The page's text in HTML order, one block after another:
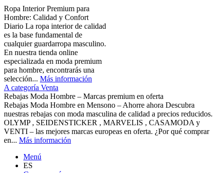
Ropa Interior Premium para
Hombre: Calidad y Confort
Diario La ropa interior de calidad
es la base fundamental de
cualquier guardarropa masculino.
En nuestra tienda online
especializada en moda premium
para hombre, encontrarás una
selección... Más información
A categoría Venta
Rebajas Moda Hombre – Marcas premium en oferta
Rebajas Moda Hombre en Mensono – Ahorre ahora Descubra
nuestras rebajas con moda masculina de calidad a precios reducidos.
OLYMP , SEIDENSTICKER , MARVELIS , CASAMODA y
VENTI – las mejores marcas europeas en oferta. ¿Por qué comprar
en... Más información
Menú
ES